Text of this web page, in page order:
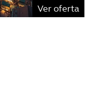
Ver oferta